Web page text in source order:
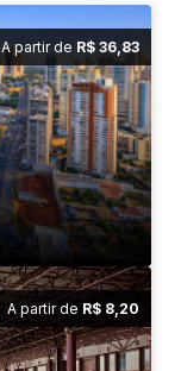
A partir de R$ 36,83
A partir de R$ 8,20